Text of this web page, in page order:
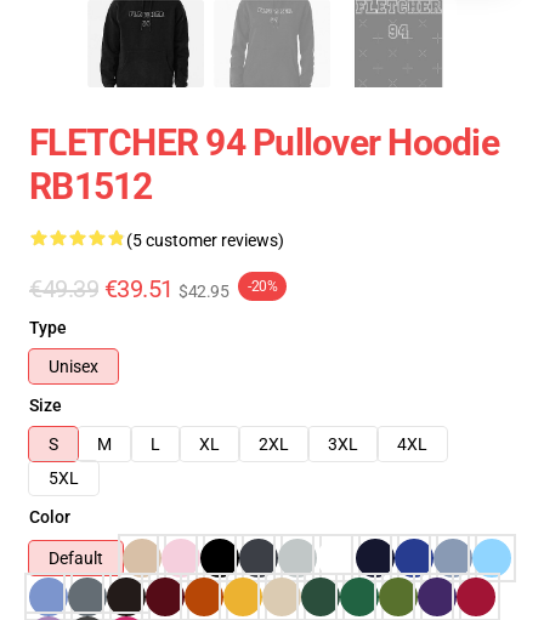
FLETCHER 94 Pullover Hoodie
RB1512
(5 customer reviews)
€49.39 €39.51 $42.95 -20%
Type
Unisex
Size
S
M L XL 2XL 3XL
4XL
5XL
Color
Default